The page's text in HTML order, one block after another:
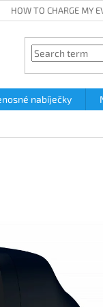
HOW TO CHARGE MY
nabíječky